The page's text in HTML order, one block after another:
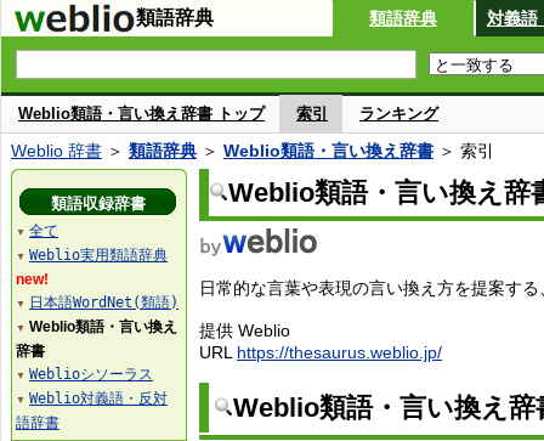
類語辞典 類語辞典 対義語
Weblio類語・言い換え辞書 トップ 索引 ランキング
Weblio 辞書 ＞ 類語辞典 ＞ Weblio類語・言い換え辞書 ＞ 索引
Weblio類語・言い換え辞
日常的な言葉や表現の言い換え方を提案す
提供 Weblio
URL https://thesaurus.weblio.jp/
Weblio類語・言い換え
類語収録辞書
▼ 全て
▼ Weblio実用類語辞典
new!
▼ 日本語WordNet(類語)
▼ Weblio類語・言い換え
辞書
▼ Weblioシソーラス
▼ Weblio対義語・反対
語辞書